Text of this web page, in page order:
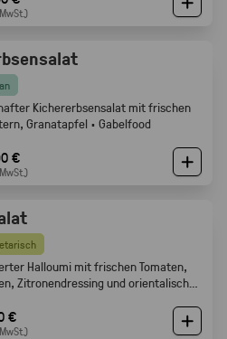
Kichererbsensalat mit frischen
Granatapfel · Gabelfood
€
Halloumi mit frischen Tomaten,
Zitronendressing und orientalischen
€